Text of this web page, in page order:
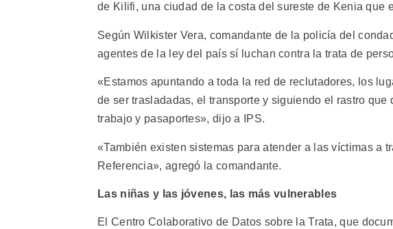
de Kilifi, una ciudad de la costa del sureste de Kenia que
Según Wilkister Vera, comandante de la policía del
agentes de la ley del país sí luchan contra la trata de
«Estamos apuntando a toda la red de reclutadores, los
de ser trasladadas, el transporte y siguiendo el rastro
trabajo y pasaportes», dijo a IPS.
«También existen sistemas para atender a las víctimas a
Referencia», agregó la comandante.
Las niñas y las jóvenes, las más vulnerables
El Centro Colaborativo de Datos sobre la Trata, que